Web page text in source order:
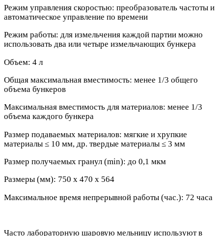
Режим управления скоростью: преобразователь частоты и
автоматическое управление по времени
Режим работы: для измельчения каждой партии можно
использовать два или четыре измельчающих бункера
Объем: 4 л
Общая максимальная вместимость: менее 1/3 общего
объема бункеров
Максимальная вместимость для материалов: менее 1/3
объема каждого бункера
Размер подаваемых материалов: мягкие и хрупкие
материалы ≤ 10 мм, др. твердые материалы ≤ 3 мм
Размер получаемых гранул (min): до 0,1 мкм
Размеры (мм): 750 х 470 х 564
Максимальное время непрерывной работы (час.): 72 часа
Часто лабораторную шаровую мельницу используют в